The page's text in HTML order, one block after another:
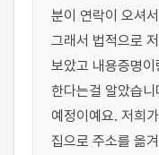
분이 연락이 오셔
그래서 법적으로
보았고 내용증명
한다는걸 알았습
예정이예요. 저희
집으로 주소를 옮